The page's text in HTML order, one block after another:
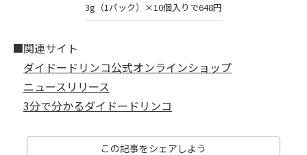
3g（1パック）×10個入りで648円
■関連サイト
ダイドードリンコ公式オンラインショップ
ニュースリリース
3分で分かるダイドードリンコ
この記事をシェアしよう